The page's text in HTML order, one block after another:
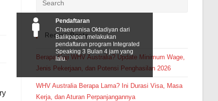
Recent Posts
Berapa Gaji WHV Australia? Update Minimum Wage,
Jenis Pekerjaan, dan Potensi Penghasilan 2026
WHV Australia Berapa Lama? Ini Durasi Visa, Masa
Kerja, dan Aturan Perpanjangannya
Pendaftaran
Chaerunnisa Oktadiyan dari
Balikpapan melakukan
pendaftaran program Integrated
Speaking 3 Bulan 4 jam yang
lalu.